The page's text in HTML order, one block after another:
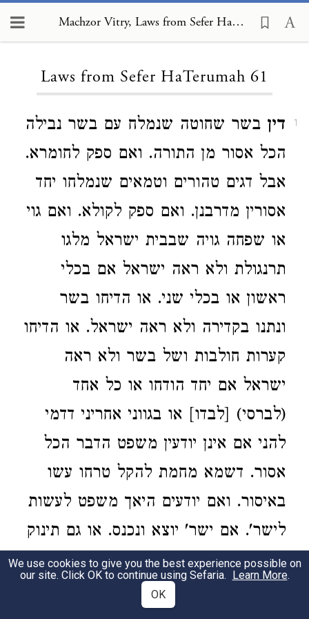
Machzor Vitry, Laws from Sefer HaTerumah 61
Laws from Sefer HaTerumah 61
1 דין בשר שחוטה שנמלח עם בשר נבילה
הכל אסור מן התורה. ואם ספק לחומרא.
אבל דגים טהורים וטמאים שנמלחו יחד
אסורין מדרבנן. ואם ספק לקולא. ואם גוי
או שפחה גויה שבבית ישראל מלגו
תרנגולת ולא ראה ישראל אם בכלי
ראשון או בכלי שני. או הדיחו בשר
ונתנו בקדירה ולא ראה ישראל. או הדיחו
קערות חולבות ושל בשר ולא ראה
ישראל אם יחד הודחו או כל אחד
(לברסי) [לבדו] או בגווני אחריני דדמי
להני אם אינן יודעין משפט הדבר הכל
אסור. דשמא מחמת להקל טרחו עשו
באיסור. ואם יודעים היאך משפט לעשות
לישר'. אם ישר' יוצא ונכנס. או גם תינוק
שחכם כל כך שלפעמים סומכין עליו
לראות הכל מותר:
We use cookies to give you the best experience possible on
our site. Click OK to continue using Sefaria. Learn More.
OK